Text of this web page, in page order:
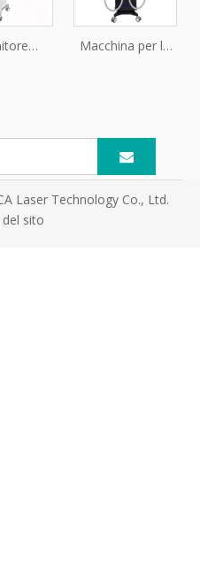
Macchina per la
Laser Technology Co., Ltd.
sito